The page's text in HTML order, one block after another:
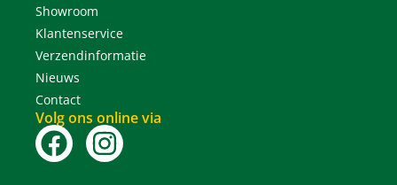
Showroom
Klantenservice
Verzendinformatie
Nieuws
Contact
Volg ons online via